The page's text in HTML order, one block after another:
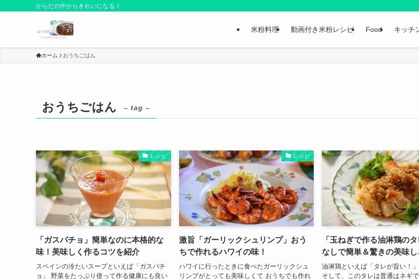
からだの中からきれいになる！
米粉料理 動画付き米粉レシピ Food キッチ
ホーム おうちごはん
おうちごはん – tag –
レシピ
「ガスパチョ」簡単なのに本格的な
味！美味しく作るコツを紹介
スペインの冷たいスープといえば「ガスパチ
ョ」 野菜をたっぷり使って作る健康にも良い
レシピ
激旨「ガーリックシュリンプ」おう
ちで作れるハワイの味！
ハワイに行ったときに食べたガーリックシュ
リンプがとっても美味しくて おうちでも作れ
「玉ねぎで作る油淋鶏の
なしで簡単＆驚きの美味し
油淋鶏といえば「タレが旨い！」
そして、このタレは普通はネギ